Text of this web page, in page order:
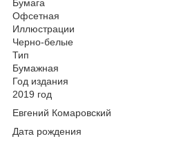
Бумага
Офсетная
Иллюстрации
Черно-белые
Тип
Бумажная
Год издания
2019 год
Евгений Комаровский
Дата рождения